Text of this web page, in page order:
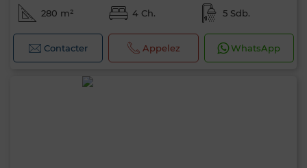
280 m² 4 Ch. 5 Sdb.
Contacter Appelez WhatsApp